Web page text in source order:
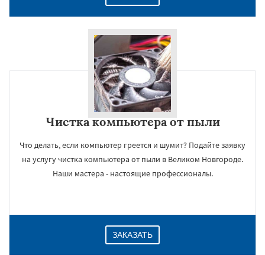
Чистка компьютера от пыли
Что делать, если компьютер греется и шумит? Подайте заявку
на услугу чистка компьютера от пыли в Великом Новгороде.
Наши мастера - настоящие профессионалы.
ЗАКАЗАТЬ